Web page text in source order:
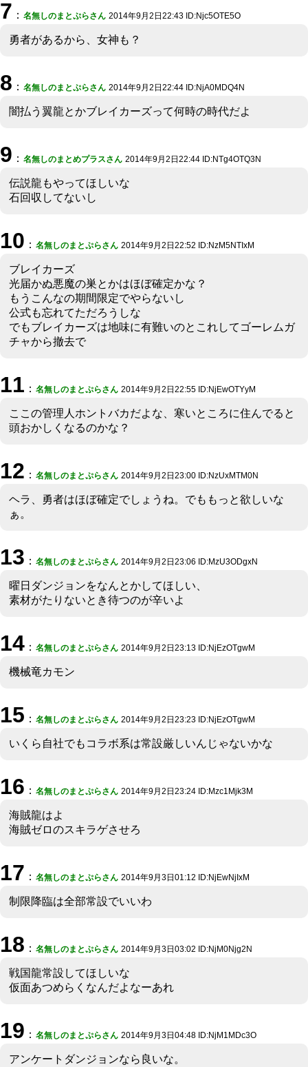
7 ： 名無しのまとぷらさん 2014年9月2日22:43 ID:Njc5OTE5O
勇者があるから、女神も？
8 ： 名無しのまとぷらさん 2014年9月2日22:44 ID:NjA0MDQ4N
闇払う翼龍とかブレイカーズって何時の時代だよ
9 ： 名無しのまとめプラスさん 2014年9月2日22:44 ID:NTg4OTQ3N
伝説龍もやってほしいな
石回収してないし
10 ： 名無しのまとぷらさん 2014年9月2日22:52 ID:NzM5NTIxM
ブレイカーズ
光届かぬ悪魔の巣とかはほぼ確定かな？
もうこんなの期間限定でやらないし
公式も忘れてただろうしな
でもブレイカーズは地味に有難いのとこれしてゴーレムガ
チャから撤去で
11 ： 名無しのまとぷらさん 2014年9月2日22:55 ID:NjEwOTYyM
ここの管理人ホントバカだよな、寒いところに住んでると
頭おかしくなるのかな？
12 ： 名無しのまとぷらさん 2014年9月2日23:00 ID:NzUxMTM0N
ヘラ、勇者はほぼ確定でしょうね。でももっと欲しいな
ぁ。
13 ： 名無しのまとぷらさん 2014年9月2日23:06 ID:MzU3ODgxN
曜日ダンジョンをなんとかしてほしい、
素材がたりないとき待つのが辛いよ
14 ： 名無しのまとぷらさん 2014年9月2日23:13 ID:NjEzOTgwM
機械竜カモン
15 ： 名無しのまとぷらさん 2014年9月2日23:23 ID:NjEzOTgwM
いくら自社でもコラボ系は常設厳しいんじゃないかな
16 ： 名無しのまとぷらさん 2014年9月2日23:24 ID:Mzc1Mjk3M
海賊龍はよ
海賊ゼロのスキラゲさせろ
17 ： 名無しのまとぷらさん 2014年9月3日01:12 ID:NjEwNjIxM
制限降臨は全部常設でいいわ
18 ： 名無しのまとぷらさん 2014年9月3日03:02 ID:NjM0Njg2N
戦国龍常設してほしいな
仮面あつめらくなんだよなーあれ
19 ： 名無しのまとぷらさん 2014年9月3日04:48 ID:NjM1MDc3O
アンケートダンジョンなら良いな。